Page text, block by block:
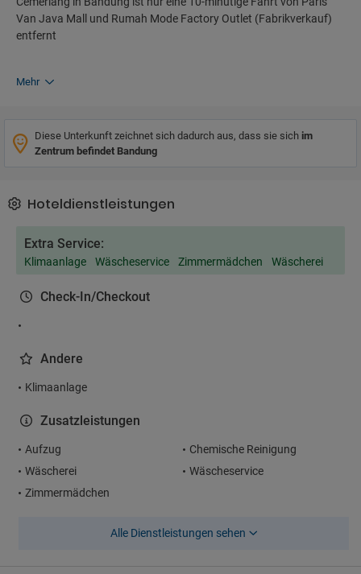
Van Java Mall und Rumah Mode Factory Outlet (Fabrikverkauf)
entfernt
Mehr
Diese Unterkunft zeichnet sich dadurch aus, dass sie sich im
Zentrum befindet Bandung
Hoteldienstleistungen
Extra Service:
Klimaanlage Wäscheservice Zimmermädchen Wäscherei
Check-In/Checkout
Andere
Klimaanlage
Zusatzleistungen
Aufzug
Chemische Reinigung
Wäscherei
Wäscheservice
Zimmermädchen
Alle Dienstleistungen sehen